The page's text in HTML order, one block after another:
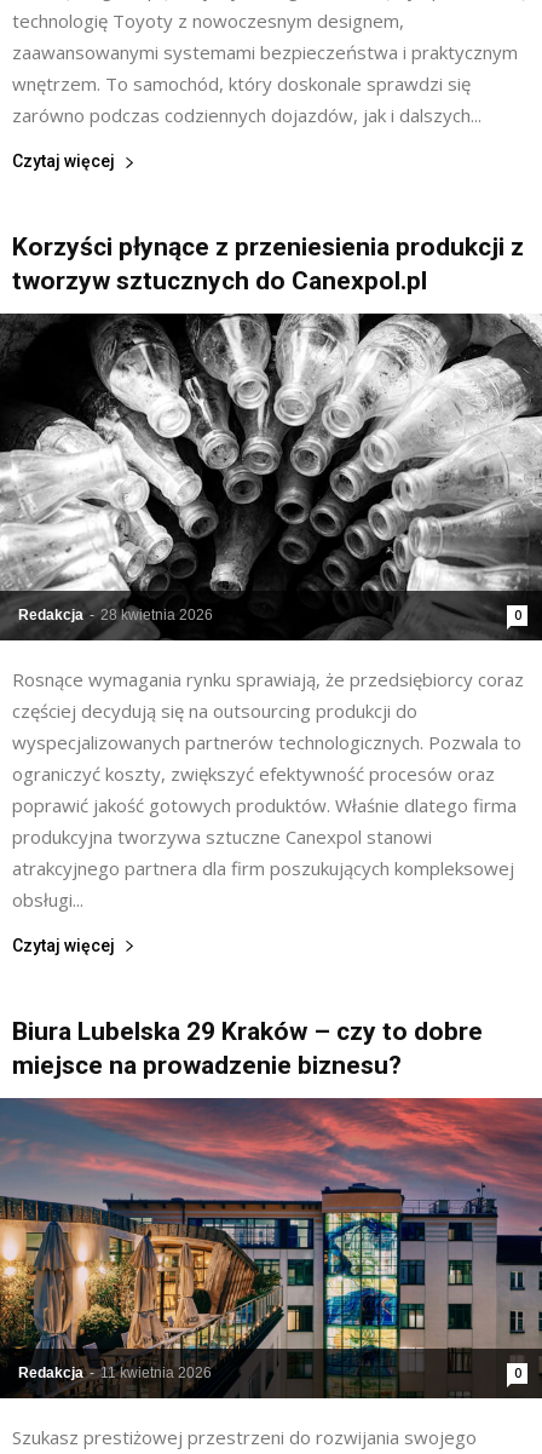
technologię Toyoty z nowoczesnym designem,
zaawansowanymi systemami bezpieczeństwa i praktycznym
wnętrzem. To samochód, który doskonale sprawdzi się
zarówno podczas codziennych dojazdów, jak i dalszych...
Czytaj więcej
Korzyści płynące z przeniesienia produkcji z
tworzyw sztucznych do Canexpol.pl
Redakcja - 28 kwietnia 2026 0
Rosnące wymagania rynku sprawiają, że przedsiębiorcy coraz
częściej decydują się na outsourcing produkcji do
wyspecjalizowanych partnerów technologicznych. Pozwala to
ograniczyć koszty, zwiększyć efektywność procesów oraz
poprawić jakość gotowych produktów. Właśnie dlatego firma
produkcyjna tworzywa sztuczne Canexpol stanowi
atrakcyjnego partnera dla firm poszukujących kompleksowej
obsługi...
Czytaj więcej
Biura Lubelska 29 Kraków – czy to dobre
miejsce na prowadzenie biznesu?
Redakcja - 11 kwietnia 2026 0
Szukasz prestiżowej przestrzeni do rozwijania swojego